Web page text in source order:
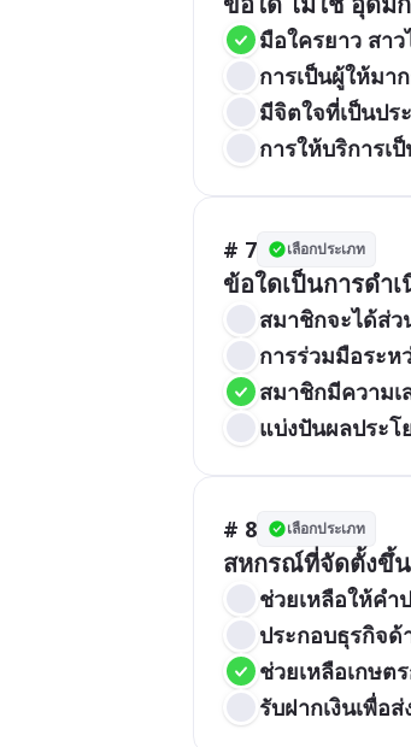
มือใครยาว สาว
การเป็นผู้ให้มา
มีจิตใจที่เป็นปร
การให้บริการเ
# 7 เลือกประเภท
ข้อใดเป็นการดำ
สมาชิกจะได้ส่
การร่วมมือระ
สมาชิกมีความเ
แบ่งปันผลประ
# 8 เลือกประเภท
สหกรณ์ที่จัดตั้งขึ้น
ช่วยเหลือให้คำ
ประกอบธุรกิจด้
ช่วยเหลือเกษต
รับฝากเงินเพื่อ